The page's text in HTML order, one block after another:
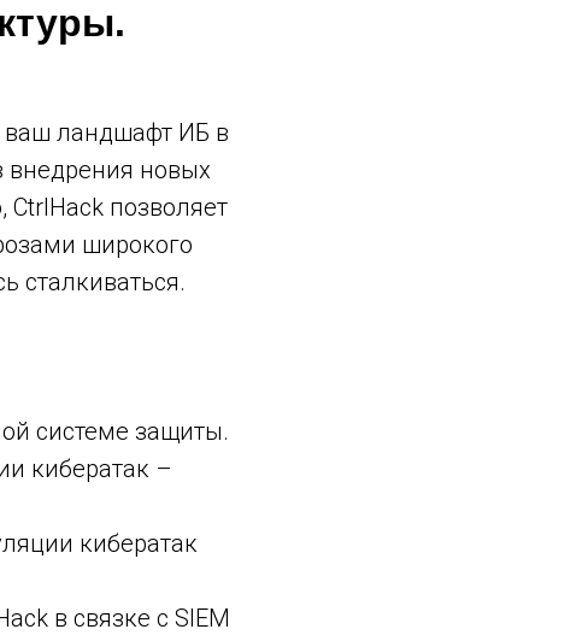
ваш ландшафт ИБ в
внедрения новых
позволяет
широкого
сталкиваться.
системе защиты.
кибератак –
кибератак
в связке с SIEM